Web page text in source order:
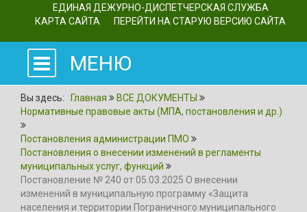
ЕДИНАЯ ДЕЖУРНО-ДИСПЕТЧЕРСКАЯ СЛУЖБА
КАРТА САЙТА
ПЕРЕЙТИ НА СТАРУЮ ВЕРСИЮ САЙТА
МЕНЮ
Вы здесь: Главная
ВСЕ ДОКУМЕНТЫ
Нормативные правовые акты (МПА, постановления и др.)
Постановления администрации ПМО
Постановления о внесении изменений в регламенты
муниципальных услуг, функций
Постановление № 240 от 05.03.2025 О внесении
изменений в муниципальную программу «Защита
населения и территории Пограничного муниципального